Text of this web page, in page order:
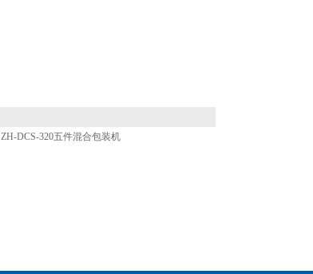
ZH-DCS-320五件混合包装机